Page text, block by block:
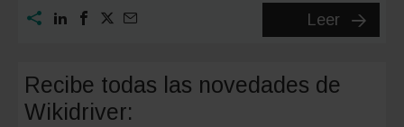
Leer
Recibe todas las novedades de
Wikidriver: